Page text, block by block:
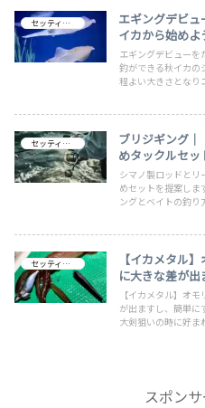
セッティング
エギングデビ
イカから始めよ
エギングデビューを
釣ができる秋イカの
程よい大きさとなり
セッティング
ブリジギング
めタックルセッ
シマノ製ロッドとリ
めセットを提案しま
ングとベイトの釣
セッティング
【イカメタル
に大きな差が
【イカメタル】オ
が出ますし、簡単に
大剣狙いの時に好ま
スポン